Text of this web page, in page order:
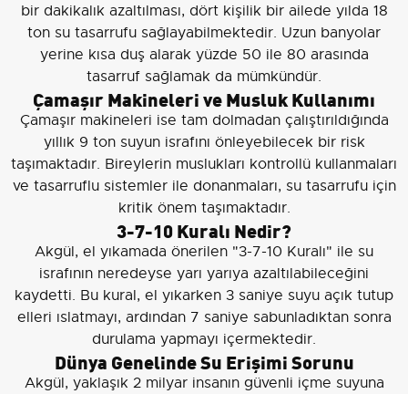
bir dakikalık azaltılması, dört kişilik bir ailede yılda 18
ton su tasarrufu sağlayabilmektedir. Uzun banyolar
yerine kısa duş alarak yüzde 50 ile 80 arasında
tasarruf sağlamak da mümkündür.
Çamaşır Makineleri ve Musluk Kullanımı
Çamaşır makineleri ise tam dolmadan çalıştırıldığında
yıllık 9 ton suyun israfını önleyebilecek bir risk
taşımaktadır. Bireylerin muslukları kontrollü kullanmaları
ve tasarruflu sistemler ile donanmaları, su tasarrufu için
kritik önem taşımaktadır.
3-7-10 Kuralı Nedir?
Akgül, el yıkamada önerilen "3-7-10 Kuralı" ile su
israfının neredeyse yarı yarıya azaltılabileceğini
kaydetti. Bu kural, el yıkarken 3 saniye suyu açık tutup
elleri ıslatmayı, ardından 7 saniye sabunladıktan sonra
durulama yapmayı içermektedir.
Dünya Genelinde Su Erişimi Sorunu
Akgül, yaklaşık 2 milyar insanın güvenli içme suyuna